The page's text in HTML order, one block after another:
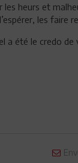
heurs et
les faire
a été le credo